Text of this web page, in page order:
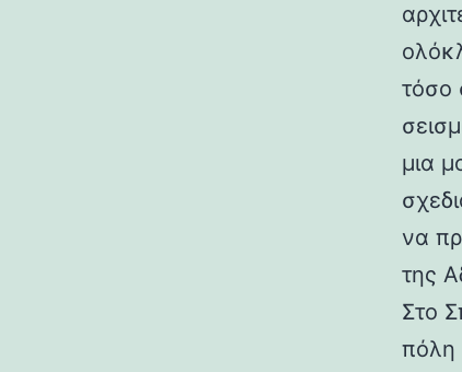
τόσο
μια
να
της
Στο
πόλη